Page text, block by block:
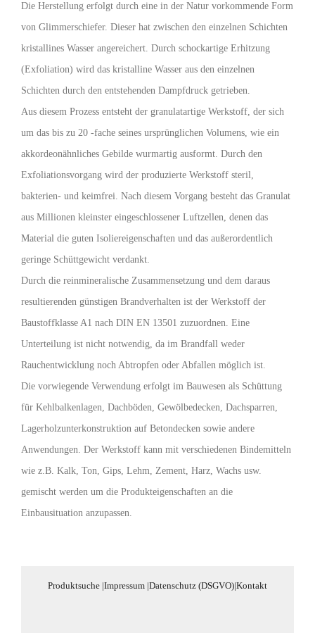
Die Herstellung erfolgt durch eine in der Natur vorkommende Form
von Glimmerschiefer. Dieser hat zwischen den einzelnen Schichten
kristallines Wasser angereichert. Durch schockartige Erhitzung
(Exfoliation) wird das kristalline Wasser aus den einzelnen
Schichten durch den entstehenden Dampfdruck getrieben.
Aus diesem Prozess entsteht der granulatartige Werkstoff, der sich
um das bis zu 20 -fache seines ursprünglichen Volumens, wie ein
akkordeonähnliches Gebilde wurmartig ausformt. Durch den
Exfoliationsvorgang wird der produzierte Werkstoff steril,
bakterien- und keimfrei. Nach diesem Vorgang besteht das Granulat
aus Millionen kleinster eingeschlossener Luftzellen, denen das
Material die guten Isoliereigenschaften und das außerordentlich
geringe Schüttgewicht verdankt.
Durch die reinmineralische Zusammensetzung und dem daraus
resultierenden günstigen Brandverhalten ist der Werkstoff der
Baustoffklasse A1 nach DIN EN 13501 zuzuordnen. Eine
Unterteilung ist nicht notwendig, da im Brandfall weder
Rauchentwicklung noch Abtropfen oder Abfallen möglich ist.
Die vorwiegende Verwendung erfolgt im Bauwesen als Schüttung
für Kehlbalkenlagen, Dachböden, Gewölbedecken, Dachsparren,
Lagerholzunterkonstruktion auf Betondecken sowie andere
Anwendungen. Der Werkstoff kann mit verschiedenen Bindemitteln
wie z.B. Kalk, Ton, Gips, Lehm, Zement, Harz, Wachs usw.
gemischt werden um die Produkteigenschaften an die
Einbausituation anzupassen.
Produktsuche |Impressum |Datenschutz (DSGVO)|Kontakt